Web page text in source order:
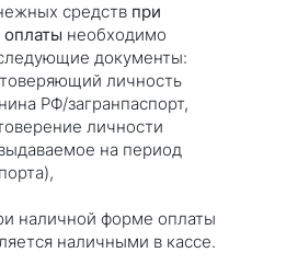
средств при
необходимо
документы:
личность
РФ/загранпаспорт,
личности
на период
наличной форме оплаты
наличными в кассе.